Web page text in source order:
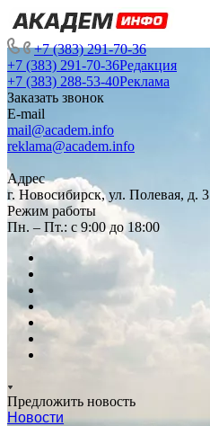
+7 (383) 291-70-36
+7 (383) 291-70-36Редакция
+7 (383) 288-53-40Реклама
Заказать звонок
E-mail
mail@academ.info
reklama@academ.info
Адрес
г. Новосибирск, ул. Полевая, д. 3
Режим работы
Пн. – Пт.: с 9:00 до 18:00
Предложить новость
Новости